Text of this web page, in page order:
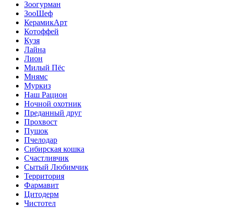
Зоогурман
ЗооШеф
КерамикАрт
Котоффей
Кузя
Лайна
Лион
Милый Пёс
Мнямс
Муркиз
Наш Рацион
Ночной охотник
Преданный друг
Прохвост
Пушок
Пчелодар
Сибирская кошка
Счастливчик
Сытый Любимчик
Территория
Фармавит
Цитодерм
Чистотел